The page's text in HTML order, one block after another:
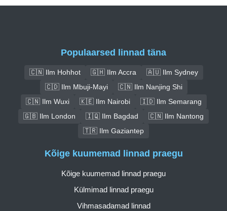
Populaarsed linnad täna
🇨🇳 Ilm Hohhot 🇬🇭 Ilm Accra
🇦🇺 Ilm Sydney
🇨🇩 Ilm Mbuji-Mayi
🇨🇳 Ilm Nanjing Shi
🇨🇳 Ilm Wuxi
🇰🇪 Ilm Nairobi
🇮🇩 Ilm Semarang
🇬🇧 Ilm London
🇮🇶 Ilm Bagdad
🇨🇳 Ilm Nantong
🇹🇷 Ilm Gaziantep
Kõige kuumemad linnad praegu
Kõige kuumemad linnad praegu
Külmimad linnad praegu
Vihmasadamad linnad